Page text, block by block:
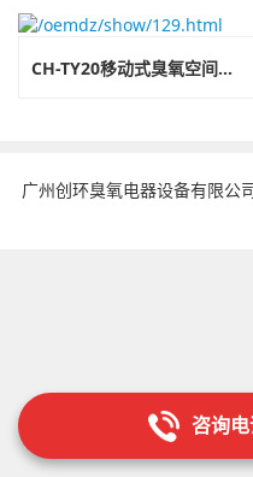
CH-TY20移动式臭氧空间灭菌机
广州创环臭氧电器设备有限
咨询